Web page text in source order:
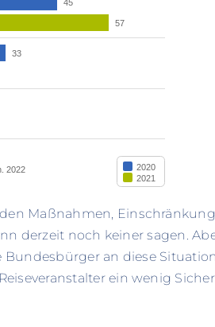
Maßnahmen,
derzeit noch keiner sagen.
an diese Situation
ein wenig